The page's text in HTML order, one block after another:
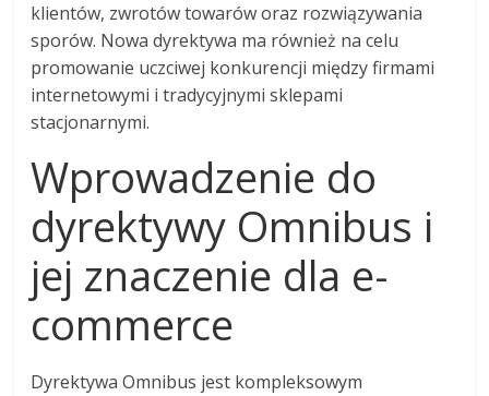
klientów, zwrotów towarów oraz rozwiązywania
sporów. Nowa dyrektywa ma również na celu
promowanie uczciwej konkurencji między firmami
internetowymi i tradycyjnymi sklepami
stacjonarnymi.
Wprowadzenie do
dyrektywy Omnibus i
jej znaczenie dla e-
commerce
Dyrektywa Omnibus jest kompleksowym